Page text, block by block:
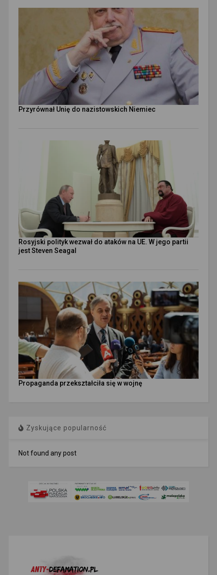
Przyrównał Unię do nazistowskich Niemiec
Rosyjski polityk wezwał do ataków na UE. W jego partii
jest Steven Seagal
Propaganda przekształciła się w wojnę
Zyskujące popularność
Not found any post